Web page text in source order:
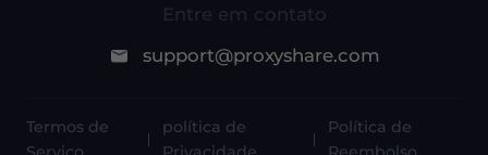
Entre em contato
support@proxyshare.com
Termos de
política de
Política de